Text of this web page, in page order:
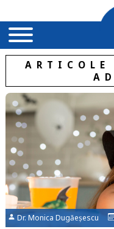
ARTICOLE
Dr. Monica Dugăeșescu